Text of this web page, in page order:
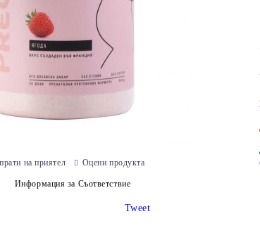
на приятел Оцени продукта
Информация за Съответствие
Tweet